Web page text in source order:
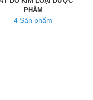
PHẨM
4 Sản phẩm